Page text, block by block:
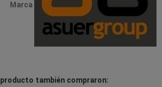
Marca
también compraron: